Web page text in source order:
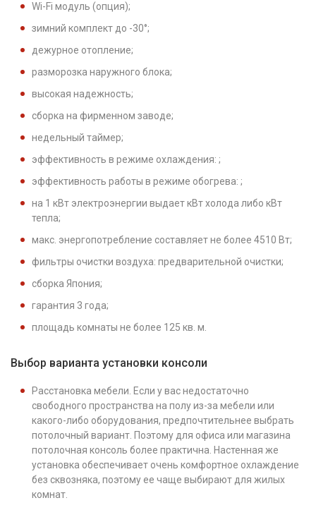
Wi-Fi модуль (опция);
зимний комплект до -30°;
дежурное отопление;
разморозка наружного блока;
высокая надежность;
сборка на фирменном заводе;
недельный таймер;
эффективность в режиме охлаждения: ;
эффективность работы в режиме обогрева: ;
на 1 кВт электроэнергии выдает кВт холода либо кВт
тепла;
макс. энергопотребление составляет не более 4510 Вт;
фильтры очистки воздуха: предварительной очистки;
сборка Япония;
гарантия 3 года;
площадь комнаты не более 125 кв. м.
Выбор варианта установки консоли
Расстановка мебели. Если у вас недостаточно
свободного пространства на полу из-за мебели или
какого-либо оборудования, предпочтительнее выбрать
потолочный вариант. Поэтому для офиса или магазина
потолочная консоль более практична. Настенная же
установка обеспечивает очень комфортное охлаждение
без сквозняка, поэтому ее чаще выбирают для жилых
комнат.